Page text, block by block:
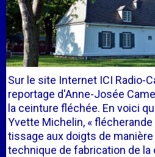
Sur le site Internet ICI Radio-
reportage d'Anne-Josée
la ceinture fléchée. En voici
Yvette Michelin, « flécherande
tissage aux doigts de
technique de fabrication de la